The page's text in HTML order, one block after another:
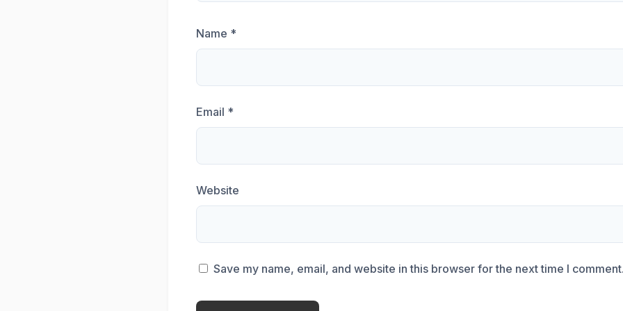
Name *
Email *
Website
Save my name, email, and website in this browser for the next time I